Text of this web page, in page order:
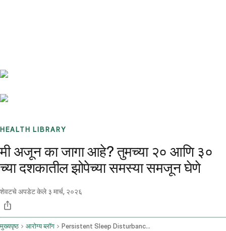
HEALTH LIBRARY
मी अजून का जागा आहे? तुमच्या २० आणि ३०
च्या दशकातील झोपेच्या समस्या समजून घेणे
शेवटचे अपडेट केले ३ मार्च, २०२६
मुख्यपृष्ठ आरोग्य ब्लॉग Persistent Sleep Disturbances In Young Adults Causes And Solutions